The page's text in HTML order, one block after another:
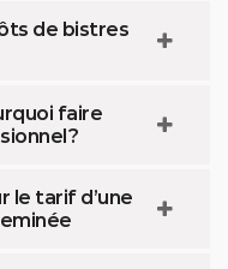
de bistres
faire
?
le tarif d’une